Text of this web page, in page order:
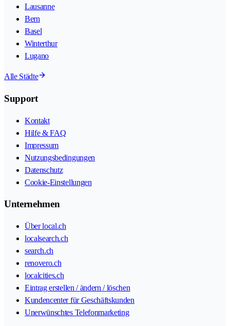
Lausanne
Bern
Basel
Winterthur
Lugano
Alle Städte
Support
Kontakt
Hilfe & FAQ
Impressum
Nutzungsbedingungen
Datenschutz
Cookie-Einstellungen
Unternehmen
Über local.ch
localsearch.ch
search.ch
renovero.ch
localcities.ch
Eintrag erstellen / ändern / löschen
Kundencenter für Geschäftskunden
Unerwünschtes Telefonmarketing